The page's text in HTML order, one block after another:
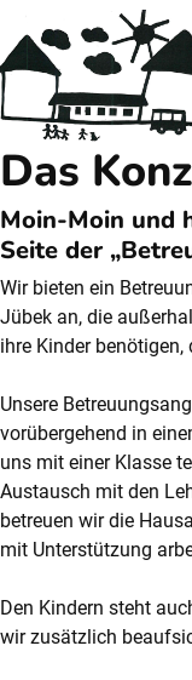
Das
Moin-Moin und
Seite der
Wir bieten ein
Jübek an, die
ihre Kinder
Unsere
vorübergehend in
uns mit einer Klasse
Austausch mit den
betreuen wir die
mit Unterstützung
Den Kindern steht
wir zusätzlich